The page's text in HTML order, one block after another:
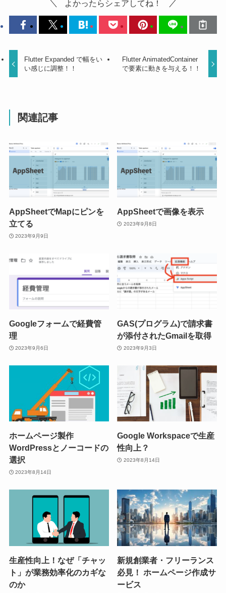
よかったらシェアしてね！
Flutter Expanded で幅をい
い感じに調整！！
Flutter AnimatedContainer
で要素に動きを与える！！
関連記事
AppSheetでMapにピンを
立てる
2023年9月9日
AppSheetで画像を表示
2023年9月8日
Googleフォームで経費管
理
2023年9月6日
GAS(プログラム)で請求書
が添付されたGmailを取得
2023年9月3日
ホームページ製作
WordPressとノーコードの
選択
2023年8月14日
Google Workspaceで生産
性向上？
2023年8月14日
生産性向上！なぜ「チャッ
ト」が業務効率化のカギな
のか
新規創業者・フリーランス
必見！ ホームページ作成サ
ービス